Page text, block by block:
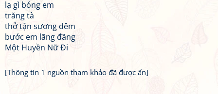
lạ gì bóng em
trăng tà
thở tận sương đêm
bước em lãng đãng
Một Huyền Nữ Đi
[Thông tin 1 nguồn tham khảo đã được ẩn]